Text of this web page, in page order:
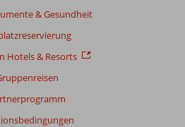
& Gesundheit
Hotels & Resorts